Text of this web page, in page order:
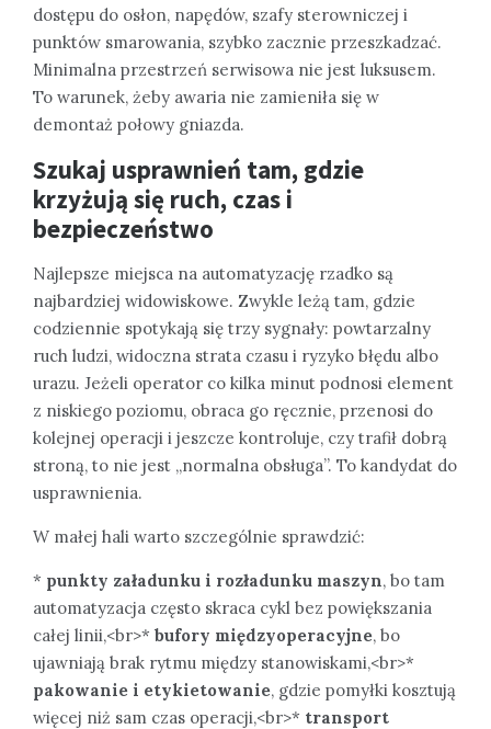
dostępu do osłon, napędów, szafy sterowniczej i
punktów smarowania, szybko zacznie przeszkadzać.
Minimalna przestrzeń serwisowa nie jest luksusem.
To warunek, żeby awaria nie zamieniła się w
demontaż połowy gniazda.
Szukaj usprawnień tam, gdzie
krzyżują się ruch, czas i
bezpieczeństwo
Najlepsze miejsca na automatyzację rzadko są
najbardziej widowiskowe. Zwykle leżą tam, gdzie
codziennie spotykają się trzy sygnały: powtarzalny
ruch ludzi, widoczna strata czasu i ryzyko błędu albo
urazu. Jeżeli operator co kilka minut podnosi element
z niskiego poziomu, obraca go ręcznie, przenosi do
kolejnej operacji i jeszcze kontroluje, czy trafił dobrą
stroną, to nie jest „normalna obsługa”. To kandydat do
usprawnienia.
W małej hali warto szczególnie sprawdzić:
* punkty załadunku i rozładunku maszyn, bo tam
automatyzacja często skraca cykl bez powiększania
całej linii,<br>* bufory międzyoperacyjne, bo
ujawniają brak rytmu między stanowiskami,<br>*
pakowanie i etykietowanie, gdzie pomyłki kosztują
więcej niż sam czas operacji,<br>* transport